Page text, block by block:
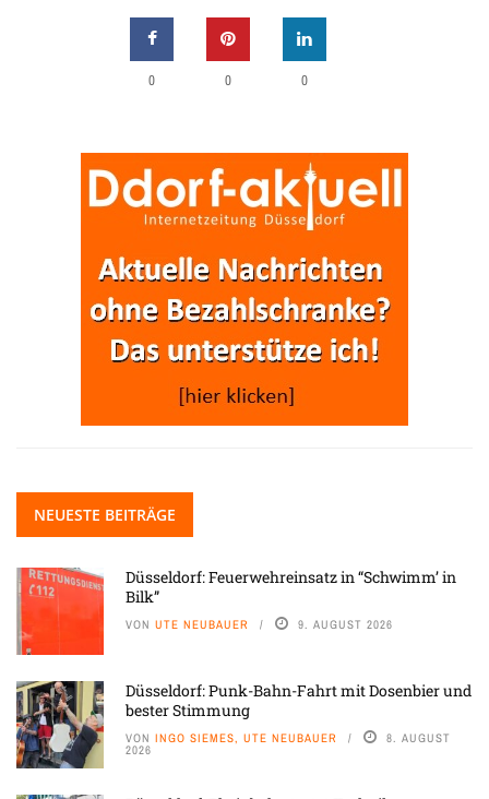
0 0 0
NEUESTE BEITRÄGE
Düsseldorf: Feuerwehreinsatz in “Schwimm’ in
Bilk”
VON UTE NEUBAUER 9. AUGUST 2026
Düsseldorf: Punk-Bahn-Fahrt mit Dosenbier und
bester Stimmung
VON INGO SIEMES, UTE NEUBAUER 8. AUGUST
2026